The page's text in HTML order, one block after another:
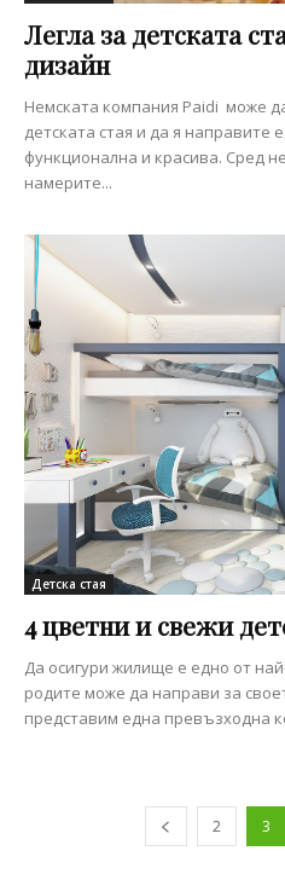
Легла за детската
дизайн
Немската компания Paidi може
детската стая и да я направите
функционална и красива. Сред
намерите...
Детска стая
4 цветни и свежи
Да осигури жилище е едно от
родите може да направи за
представим една превъзходна
2 3